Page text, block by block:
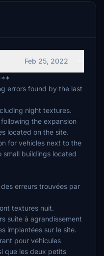
Feb 25, 2022
errors found by the last
night textures.
the expansion
located on the site.
for vehicles next to the
small buildings located
erreurs trouvées par
textures nuit.
suite à agrandissement
implantées sur le site.
pour véhicules
que les deux petits